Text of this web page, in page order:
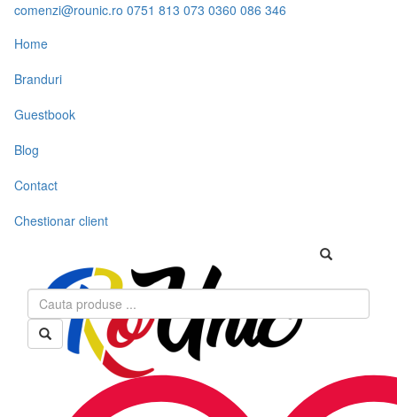
comenzi@rounic.ro 0751 813 073 0360 086 346
Home
Branduri
Guestbook
Blog
Contact
Chestionar client